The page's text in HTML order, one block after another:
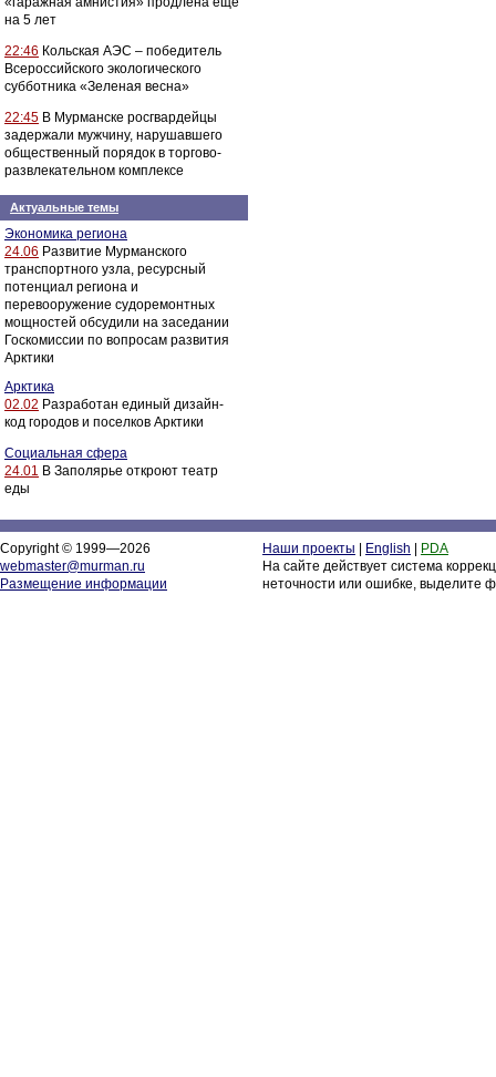
на 5 лет
22:46 Кольская АЭС – победитель
Всероссийского экологического
субботника «Зеленая весна»
22:45 В Мурманске росгвардейцы
задержали мужчину, нарушавшего
общественный порядок в торгово-
развлекательном комплексе
Актуальные темы
Экономика региона
24.06 Развитие Мурманского
транспортного узла, ресурсный
потенциал региона и
перевооружение судоремонтных
мощностей обсудили на заседании
Госкомиссии по вопросам развития
Арктики
Арктика
02.02 Разработан единый дизайн-
код городов и поселков Арктики
Социальная сфера
24.01 В Заполярье откроют театр
еды
Copyright © 1999—2026
webmaster@murman.ru
Размещение информации
Наши проекты English
PDA
На сайте действует система
неточности или ошибке, выделите